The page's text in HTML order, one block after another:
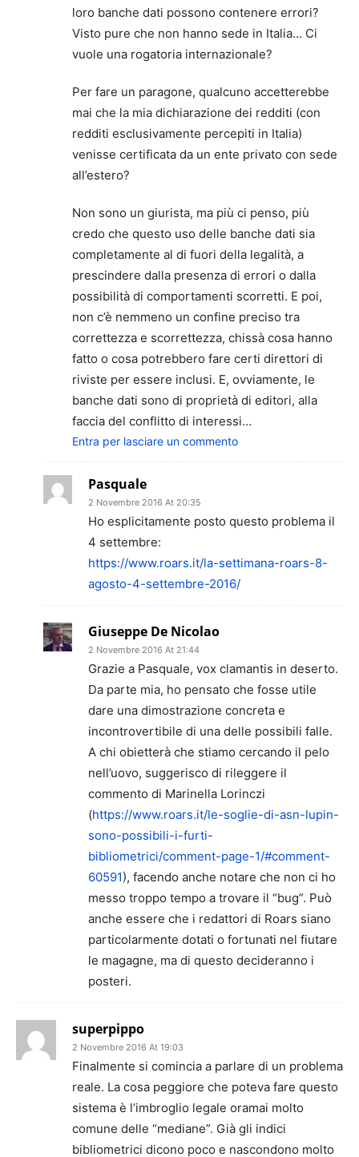
loro banche dati possono contenere errori?
Visto pure che non hanno sede in Italia… Ci
vuole una rogatoria internazionale?
Per fare un paragone, qualcuno accetterebbe
mai che la mia dichiarazione dei redditi (con
redditi esclusivamente percepiti in Italia)
venisse certificata da un ente privato con sede
all’estero?
Non sono un giurista, ma più ci penso, più
credo che questo uso delle banche dati sia
completamente al di fuori della legalità, a
prescindere dalla presenza di errori o dalla
possibilità di comportamenti scorretti. E poi,
non c’è nemmeno un confine preciso tra
correttezza e scorrettezza, chissà cosa hanno
fatto o cosa potrebbero fare certi direttori di
riviste per essere inclusi. E, ovviamente, le
banche dati sono di proprietà di editori, alla
faccia del conflitto di interessi…
Entra per lasciare un commento
Pasquale
2 Novembre 2016 At 20:35
Ho esplicitamente posto questo problema il
4 settembre:
https://www.roars.it/la-settimana-roars-8-
agosto-4-settembre-2016/
Giuseppe De Nicolao
2 Novembre 2016 At 21:44
Grazie a Pasquale, vox clamantis in deserto.
Da parte mia, ho pensato che fosse utile
dare una dimostrazione concreta e
incontrovertibile di una delle possibili falle.
A chi obietterà che stiamo cercando il pelo
nell’uovo, suggerisco di rileggere il
commento di Marinella Lorinczi
(https://www.roars.it/le-soglie-di-asn-lupin-
sono-possibili-i-furti-
bibliometrici/comment-page-1/#comment-
60591), facendo anche notare che non ci ho
messo troppo tempo a trovare il “bug”. Può
anche essere che i redattori di Roars siano
particolarmente dotati o fortunati nel fiutare
le magagne, ma di questo decideranno i
posteri.
superpippo
2 Novembre 2016 At 19:03
Finalmente si comincia a parlare di un problema
reale. La cosa peggiore che poteva fare questo
sistema è l’imbroglio legale oramai molto
comune delle “mediane”. Già gli indici
bibliometrici dicono poco e nascondono molto